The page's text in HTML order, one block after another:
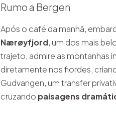
Rumo a Bergen
Após o café da manhã,
Nærøyfjord, um dos mais
trajeto, admire as montanhas
diretamente nos fiordes,
Gudvangen, um transfer
cruzando paisagens